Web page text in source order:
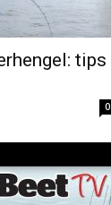
tips
0